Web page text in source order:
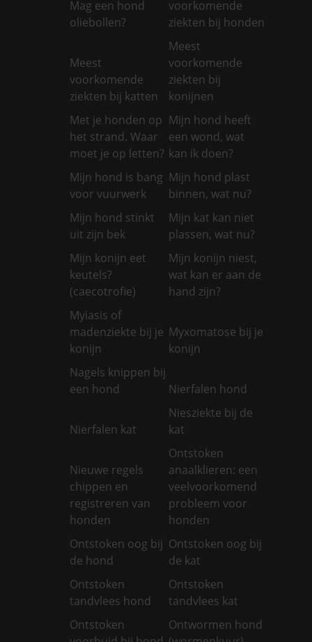
Mag een hond
oliebollen?
voorkomende
ziekten bij honden
Meest
voorkomende
ziekten bij katten
Meest
voorkomende
ziekten bij
konijnen
Met je honden op
het strand. Waar
moet je op letten?
Mijn hond heeft
een wond, wat
kan ik doen?
Mijn hond is bang
voor vuurwerk
Mijn hond plast
binnen, wat nu?
Mijn hond stinkt
uit zijn bek
Mijn kat kan niet
plassen, wat nu?
Mijn konijn eet
keutels?
(caecotrofie)
Mijn konijn niest,
wat kan er aan de
hand zijn?
Myiasis of
madenziekte bij je
konijn
Myxomatose bij je
konijn
Nagels knippen bij
een hond
Nierfalen hond
Nierfalen kat
Niesziekte bij de
kat
Nieuwe regels
chippen en
registreren van
honden
Ontstoken
anaalklieren: een
veelvoorkomend
probleem voor
honden
Ontstoken oog bij
de hond
Ontstoken oog bij
de kat
Ontstoken
tandvlees hond
Ontstoken
tandvlees kat
Ontstoken
Ontwormen hond